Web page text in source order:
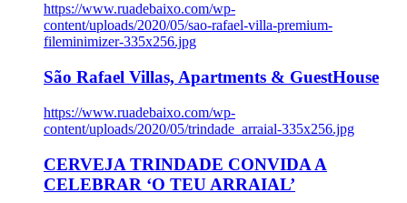
https://www.ruadebaixo.com/wp-
content/uploads/2020/05/sao-rafael-villa-premium-
fileminimizer-335x256.jpg
São Rafael Villas, Apartments & GuestHouse
https://www.ruadebaixo.com/wp-
content/uploads/2020/05/trindade_arraial-335x256.jpg
CERVEJA TRINDADE CONVIDA A
CELEBRAR ‘O TEU ARRAIAL’